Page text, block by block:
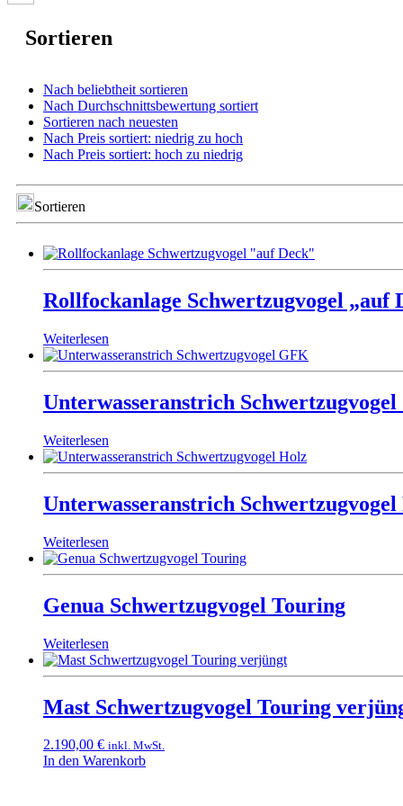
Sortieren
Nach beliebtheit sortieren
Nach Durchschnittsbewertung sortiert
Sortieren nach neuesten
Nach Preis sortiert: niedrig zu hoch
Nach Preis sortiert: hoch zu niedrig
Sortieren
Rollfockanlage Schwertzugvogel „auf
Weiterlesen
Unterwasseranstrich
Weiterlesen
Unterwasseranstrich Schwertzugvogel
Weiterlesen
Genua Schwertzugvogel Touring
Weiterlesen
Mast Schwertzugvogel Touring
2.190,00 € inkl. MwSt.
In den Warenkorb